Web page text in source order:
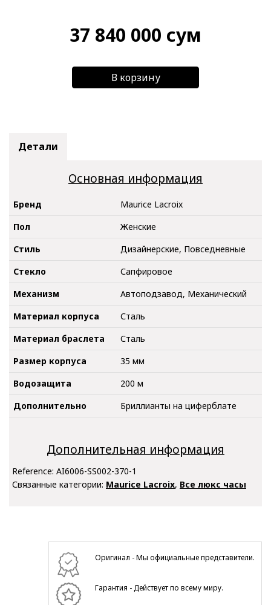
37 840 000 сум
В корзину
Детали
Основная информация
Бренд
Maurice Lacroix
Пол
Женские
Стиль
Дизайнерские, Повседневные
Стекло
Сапфировое
Механизм
Автоподзавод, Механический
Материал корпуса
Сталь
Материал браслета
Сталь
Размер корпуса
35 мм
Водозащита
200 м
Дополнительно
Бриллианты на циферблате
Дополнительная информация
Reference: AI6006-SS002-370-1
Связанные категории: Maurice Lacroix, Все люкс часы
Оригинал - Мы официальные представители.
Гарантия - Действует по всему миру.